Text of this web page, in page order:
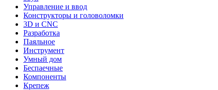
Управление и ввод
Конструкторы и головоломки
3D и CNC
Разработка
Паяльное
Инструмент
Умный дом
Беспаечные
Компоненты
Крепеж